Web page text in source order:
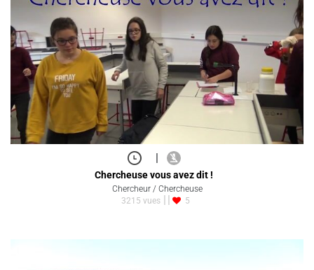
|
Chercheuse vous avez dit !
Chercheur / Chercheuse
3215 vues
5